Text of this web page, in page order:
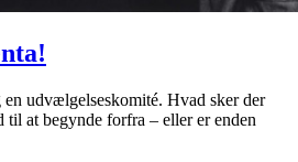
udvælgelseskomité. Hvad sker der
til at begynde forfra – eller er enden